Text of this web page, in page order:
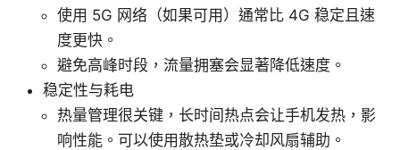
使用 5G 网络（如果可用）通常比 4G 稳定且速
度更快。
避免高峰时段，流量拥塞会显著降低速度。
稳定性与耗电
热量管理很关键，长时间热点会让手机发热，影
响性能。可以使用散热垫或冷却风扇辅助。